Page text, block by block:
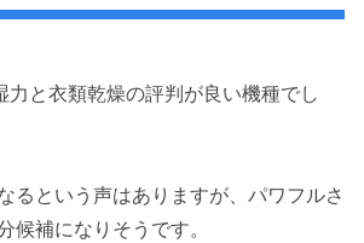
と衣類乾燥の評判が良い機種でし
るという声はありますが、パワフルさ
候補になりそうです。